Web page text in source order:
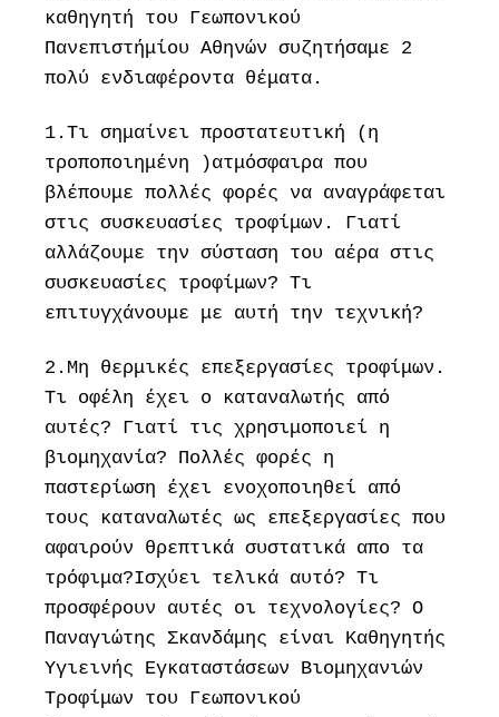
καθηγητή του Γεωπονικού
Πανεπιστήμίου Αθηνών συζητήσαμε 2
πολύ ενδιαφέροντα θέματα.
1.Τι σημαίνει προστατευτική (η
τροποποιημένη )ατμόσφαιρα που
βλέπουμε πολλές φορές να αναγράφεται
στις συσκευασίες τροφίμων. Γιατί
αλλάζουμε την σύσταση του αέρα στις
συσκευασίες τροφίμων? Τι
επιτυγχάνουμε με αυτή την τεχνική?
2.Μη θερμικές επεξεργασίες τροφίμων.
Τι οφέλη έχει ο καταναλωτής από
αυτές? Γιατί τις χρησιμοποιεί η
βιομηχανία? Πολλές φορές η
παστερίωση έχει ενοχοποιηθεί από
τους καταναλωτές ως επεξεργασίες που
αφαιρούν θρεπτικά συστατικά απο τα
τρόφιμα?Ισχύει τελικά αυτό? Τι
προσφέρουν αυτές οι τεχνολογίες? Ο
Παναγιώτης Σκανδάμης είναι Καθηγητής
Υγιεινής Εγκαταστάσεων Βιομηχανιών
Τροφίμων του Γεωπονικού